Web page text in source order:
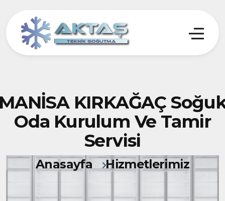
KIRKAĞAÇ
Oda Kurulum Ve Tamir
Servisi
Anasayfa Hizmetlerimiz